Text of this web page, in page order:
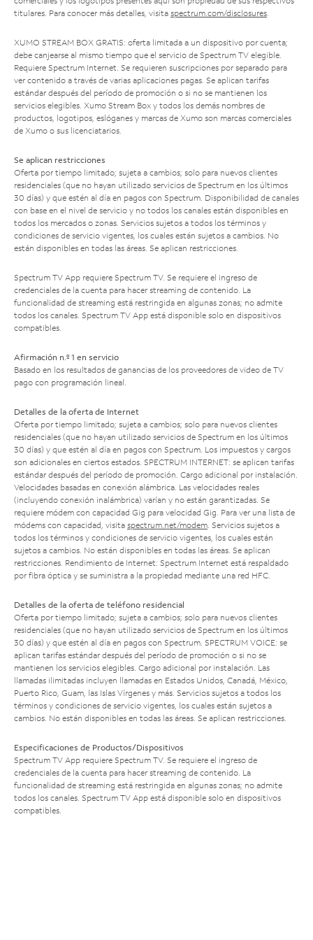
titulares. Para conocer más detalles, visita spectrum.com/disclosures.
XUMO STREAM BOX GRATIS: oferta limitada a un dispositivo por cuenta;
debe canjearse al mismo tiempo que el servicio de Spectrum TV elegible.
Requiere Spectrum Internet. Se requieren suscripciones por separado para
ver contenido a través de varias aplicaciones pagas. Se aplican tarifas
estándar después del período de promoción o si no se mantienen los
servicios elegibles. Xumo Stream Box y todos los demás nombres de
productos, logotipos, eslóganes y marcas de Xumo son marcas comerciales
de Xumo o sus licenciatarios.
Se aplican restricciones
Oferta por tiempo limitado; sujeta a cambios; solo para nuevos clientes
residenciales (que no hayan utilizado servicios de Spectrum en los últimos
30 días) y que estén al día en pagos con Spectrum. Disponibilidad de canales
con base en el nivel de servicio y no todos los canales están disponibles en
todos los mercados o zonas. Servicios sujetos a todos los términos y
condiciones de servicio vigentes, los cuales están sujetos a cambios. No
están disponibles en todas las áreas. Se aplican restricciones.
Spectrum TV App requiere Spectrum TV. Se requiere el ingreso de
credenciales de la cuenta para hacer streaming de contenido. La
funcionalidad de streaming está restringida en algunas zonas; no admite
todos los canales. Spectrum TV App está disponible solo en dispositivos
compatibles.
Afirmación n.º 1 en servicio
Basado en los resultados de ganancias de los proveedores de video de TV
pago con programación lineal.
Detalles de la oferta de Internet
Oferta por tiempo limitado; sujeta a cambios; solo para nuevos clientes
residenciales (que no hayan utilizado servicios de Spectrum en los últimos
30 días) y que estén al día en pagos con Spectrum. Los impuestos y cargos
son adicionales en ciertos estados. SPECTRUM INTERNET: se aplican tarifas
estándar después del período de promoción. Cargo adicional por instalación.
Velocidades basadas en conexión alámbrica. Las velocidades reales
(incluyendo conexión inalámbrica) varían y no están garantizadas. Se
requiere módem con capacidad Gig para velocidad Gig. Para ver una lista de
módems con capacidad, visita spectrum.net/modem. Servicios sujetos a
todos los términos y condiciones de servicio vigentes, los cuales están
sujetos a cambios. No están disponibles en todas las áreas. Se aplican
restricciones. Rendimiento de Internet: Spectrum Internet está respaldado
por fibra óptica y se suministra a la propiedad mediante una red HFC.
Detalles de la oferta de teléfono residencial
Oferta por tiempo limitado; sujeta a cambios; solo para nuevos clientes
residenciales (que no hayan utilizado servicios de Spectrum en los últimos
30 días) y que estén al día en pagos con Spectrum. SPECTRUM VOICE: se
aplican tarifas estándar después del período de promoción o si no se
mantienen los servicios elegibles. Cargo adicional por instalación. Las
llamadas ilimitadas incluyen llamadas en Estados Unidos, Canadá, México,
Puerto Rico, Guam, las Islas Vírgenes y más. Servicios sujetos a todos los
términos y condiciones de servicio vigentes, los cuales están sujetos a
cambios. No están disponibles en todas las áreas. Se aplican restricciones.
Especificaciones de Productos/Dispositivos
Spectrum TV App requiere Spectrum TV. Se requiere el ingreso de
credenciales de la cuenta para hacer streaming de contenido. La
funcionalidad de streaming está restringida en algunas zonas; no admite
todos los canales. Spectrum TV App está disponible solo en dispositivos
compatibles.